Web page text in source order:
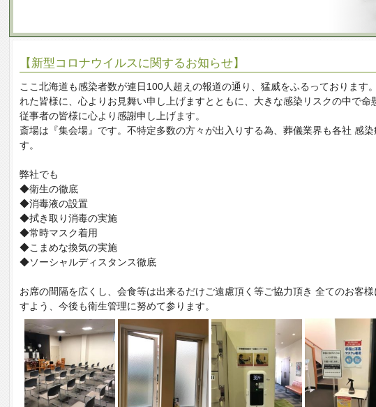
【新型コロナウイルスに関するお知らせ】
ここ北海道も感染者数が連日100人超えの報道の通り、猛威をふるっております
れた皆様に、心よりお見舞い申し上げますとともに、大きな感染リスクの中で命
従事者の皆様に心より感謝申し上げます。
斎場は『集会場』です。不特定多数の方々が出入りする為、葬儀業界も各社 感
す。
弊社でも
◆衛生の徹底
◆消毒液の設置
◆拭き取り消毒の実施
◆常時マスク着用
◆こまめな換気の実施
◆ソーシャルディスタンス徹底
お席の間隔を広くし、会食等は出来るだけご遠慮頂く等ご協力頂き 全てのお客
すよう、今後も衛生管理に努めて参ります。